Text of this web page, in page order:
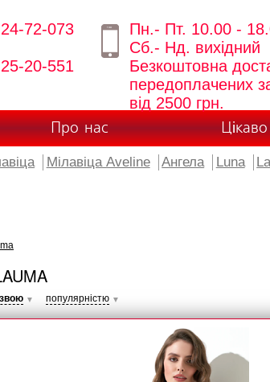
72-073
20-551
Пн.- Пт. 10.00 -
Сб.- Нд. вихідний
Безкоштовна
передоплачених
від 2500 грн.
Про нас Цікаво
Мілавіца Aveline Ангела Luna
▼ популярністю ▼